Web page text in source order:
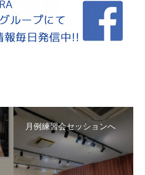
月例練習会セッションへ